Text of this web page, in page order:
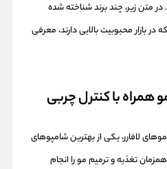
متن زیر، چند برند شناخته ‌شده
بازار محبوبیت بالایی دارند، معرفی
همراه با کنترل چربی
لافارر، یکی از بهترین شامپوهای
تغذیه و ترمیم مو را انجام